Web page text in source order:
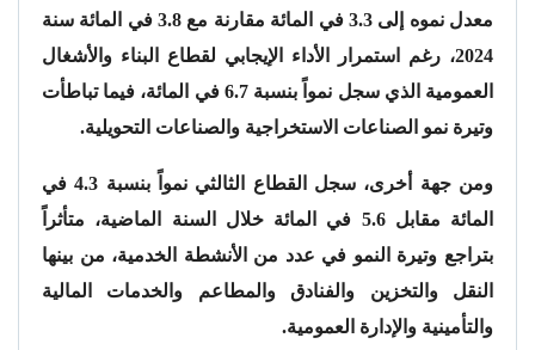
معدل نموه إلى 3.3 في المائة مقارنة مع 3.8 في المائة سنة
2024، رغم استمرار الأداء الإيجابي لقطاع البناء والأشغال
العمومية الذي سجل نمواً بنسبة 6.7 في المائة، فيما تباطأت
وتيرة نمو الصناعات الاستخراجية والصناعات التحويلية.
ومن جهة أخرى، سجل القطاع الثالثي نمواً بنسبة 4.3 في
المائة مقابل 5.6 في المائة خلال السنة الماضية، متأثراً
بتراجع وتيرة النمو في عدد من الأنشطة الخدمية، من بينها
النقل والتخزين والفنادق والمطاعم والخدمات المالية
والتأمينية والإدارة العمومية.